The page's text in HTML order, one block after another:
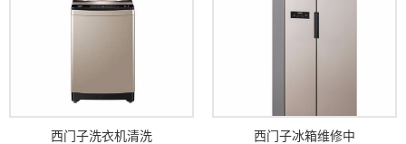
西门子洗衣机清洗 西门子冰箱维修中